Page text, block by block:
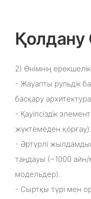
Қолдану
2) Өнімнің
- Жауапты рульдік
басқару
- Қауіпсіздік
жүктемеден қорғау).
- Әртүрлі
таңдауы (~1000 айн/
модельдер).
- Сыртқы түрі мен